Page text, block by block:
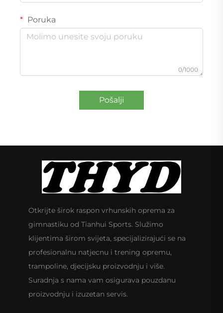
Poruka
0/1000
Pošalji
Otkrijte širok raspon vrhunskih oprema za
gimnastiku od Tianhui Sports. Služimo
klijentima širom svijeta, specijalizirajući se na
profesionalnu natjecnu i trening opremu,
trampoline, djecijsku proizvodnju i više.
Suradnja s nama vam osigurava pouzdanu
proizvodnju i izuzetan servis.